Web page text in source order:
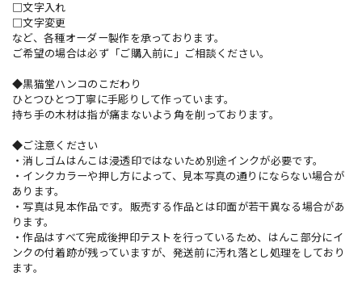
□文字入れ
□文字変更
など、各種オーダー製作を承っております。
ご希望の場合は必ず「ご購入前に」ご相談ください。
◆黒猫堂ハンコのこだわり
ひとつひとつ丁寧に手彫りして作っています。
持ち手の木材は指が痛まないよう角を削っております。
◆ご注意ください
・消しゴムはんこは浸透印ではないため別途インクが必要です。
・インクカラーや押し方によって、見本写真の通りにならない場合が
あります。
・写真は見本作品です。販売する作品とは印面が若干異なる場合があ
ります。
・作品はすべて完成後押印テストを行っているため、はんこ部分にイ
ンクの付着跡が残っていますが、発送前に汚れ落とし処理をしており
ます。